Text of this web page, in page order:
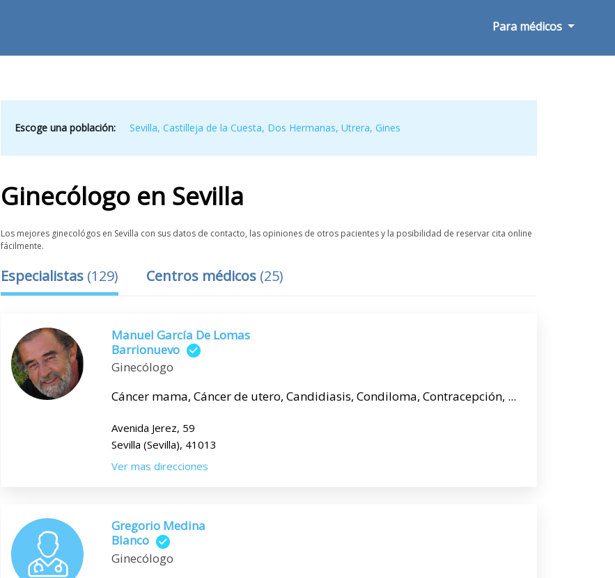
Para médicos
Escoge una población: Sevilla,Castilleja de la Cuesta, Dos Hermanas,Utrera,Gines
Ginecólogo en Sevilla
Los mejores ginecológos en Sevilla con sus datos de contacto, las opiniones de otros pacientes y la posibilidad de reservar cita online
fácilmente.
Especialistas (129) Centros médicos (25)
Manuel García De Lomas
Barrionuevo
Ginecólogo
Cáncer mama, Cáncer de utero, Candidiasis, Condiloma, Contracepción, ...
Avenida Jerez, 59
Sevilla (Sevilla), 41013
Ver mas direcciones
Gregorio Medina
Blanco
Ginecólogo